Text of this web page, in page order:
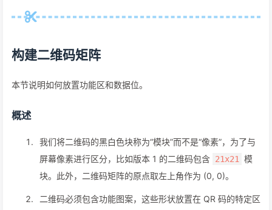
构建二维码矩阵
本节说明如何放置功能区和数据位。
概述
我们将二维码的黑白色块称为“模块”而不是“像素”，为了与
屏幕像素进行区分，比如版本 1 的二维码包含 21x21
模
块。此外，二维码矩阵的原点取左上角作为 (0, 0)。
二维码必须包含功能图案，这些形状放置在 QR 码的特定区